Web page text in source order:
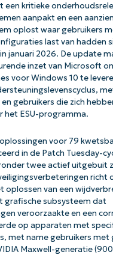
kritieke
aanpakt en een
oplost waar gebruikers
last van hadden
januari 2026. De update
inzet van Microsoft
voor Windows 10 te
gebruikers die zich
het ESU-programma.
voor 79
in de Patch Tuesday-
twee actief uitgebuit
richt
oplossen van een
grafische subsysteem dat
veroorzaakte en een
op apparaten met
met name gebruikers met
Maxwell-generatie